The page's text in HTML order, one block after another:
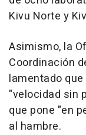
Kivu Norte y
Asimismo, la
Coordinación
lamentado
"velocidad sin
que pone "en
al hambre.